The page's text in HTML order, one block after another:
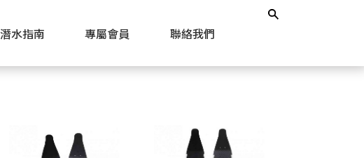
潛水指南 專屬會員 聯絡我們